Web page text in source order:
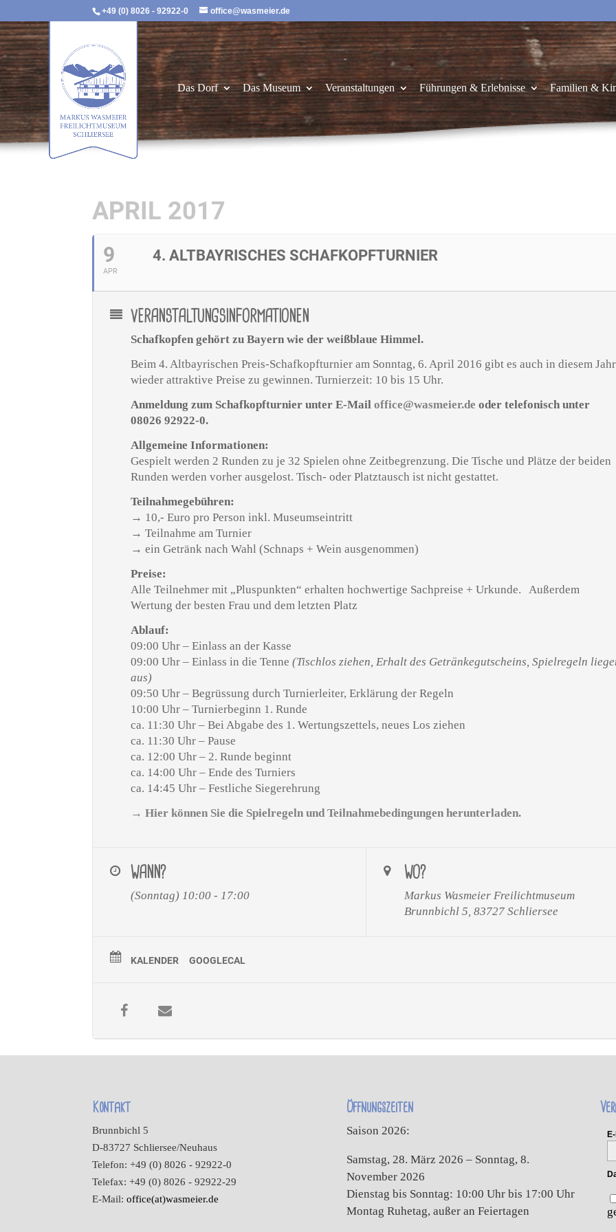
+49 (0) 8026 - 92922-0 office@wasmeier.de
Das Dorf Das Museum Veranstaltungen Führungen & Erlebnisse Familien &
APRIL 2017
9
APR
4. ALTBAYRISCHES SCHAFKOPFTURNIER
VERANSTALTUNGSINFORMATIONEN
Schafkopfen gehört zu Bayern wie der weißblaue Himmel.
Beim 4. Altbayrischen Preis-Schafkopfturnier am Sonntag, 6. April 2016 gibt es auch in diesem Jahr
wieder attraktive Preise zu gewinnen. Turnierzeit: 10 bis 15 Uhr.
Anmeldung zum Schafkopfturnier unter E-Mailoffice@wasmeier.deoder telefonisch unter
08026 92922-0.
Allgemeine Informationen:
Gespielt werden 2 Runden zu je 32 Spielen ohne Zeitbegrenzung. Die Tische und Plätze der beiden
Runden werden vorher ausgelost. Tisch- oder Platztausch ist nicht gestattet.
Teilnahmegebühren:
→ 10,- Euro pro Person inkl. Museumseintritt
→ Teilnahme am Turnier
→ ein Getränk nach Wahl (Schnaps + Wein ausgenommen)
Preise:
Alle Teilnehmer mit „Pluspunkten“ erhalten hochwertige Sachpreise + Urkunde. Außerdem
Wertung der besten Frau und dem letzten Platz
Ablauf:
09:00 Uhr – Einlass an der Kasse
09:00 Uhr – Einlass in die Tenne(Tischlos ziehen, Erhalt des Getränkegutscheins, Spielregeln
aus)
09:50 Uhr – Begrüssung durch Turnierleiter, Erklärung der Regeln
10:00 Uhr – Turnierbeginn 1. Runde
ca. 11:30 Uhr – Bei Abgabe des 1. Wertungszettels, neues Los ziehen
ca. 11:30 Uhr – Pause
ca. 12:00 Uhr – 2. Runde beginnt
ca. 14:00 Uhr – Ende des Turniers
ca. 14:45 Uhr – Festliche Siegerehrung
→ Hier können Sie die Spielregeln und Teilnahmebedingungen herunterladen.
WANN?
(Sonntag) 10:00 - 17:00
WO?
Markus Wasmeier Freilichtmuseum
Brunnbichl 5, 83727 Schliersee
KALENDER GOOGLECAL
Kontakt
Brunnbichl 5
D-83727 Schliersee/Neuhaus
Telefon: +49 (0) 8026 - 92922-0
Telefax: +49 (0) 8026 - 92922-29
E-Mail:office(at)wasmeier.de
Öffnungszeiten
Saison 2026:
Samstag, 28. März 2026 – Sonntag, 8.
November 2026
Dienstag bis Sonntag: 10:00 Uhr bis 17:00 Uhr
Montag Ruhetag, außer an Feiertagen